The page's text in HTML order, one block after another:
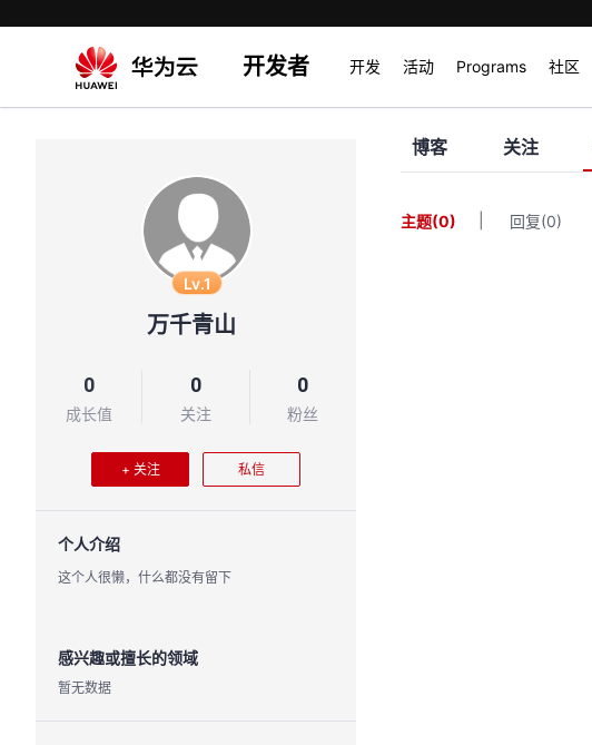
开发者 开发 活动 Programs 社区
Lv.1
万千青山
0
成长值
0
关注
0
粉丝
+ 关注 私信
个人介绍
这个人很懒，什么都没有留下
感兴趣或擅长的领域
暂无数据
博客 关注
主题(0) 回复(0)